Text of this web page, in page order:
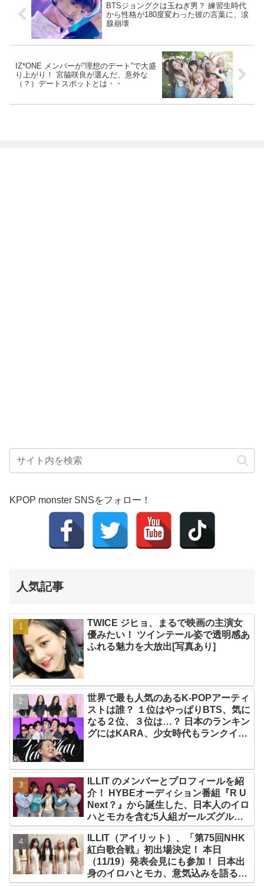
BTSジョングクは玉ねぎ男？ 練習生時代
から性格が180度変わった彼の言葉に、涙
腺崩壊
IZ*ONE メンバーが“理想のデート”で大盛
り上がり！ 宮脇咲良が選んだ、意外な
（？）デートスポットとは・・
KPOP monster SNSをフォロー！
人気記事
TWICE ジヒョ、まるで映画の主演女
優みたい！ ツインテール姿で透明感あ
ふれる魅力を大放出[写真あり]
世界で最も人気のあるK-POPアーティ
ストは誰？ １位はやっぱりBTS、気に
なる２位、３位は…？ 日本のランキン
グにはKARA、少女時代もランクイ
ILLIT のメンバーとプロフィールを紹
介！ HYBEオーディション番組『R U
Next？』から誕生した、日本人のイロ
ハとモカを含む5人組ガールズグルー
プ！ デビュー曲「Magnetic」がいき
なりの大ヒット
ILLIT（アイリット）、「第75回NHK
紅白歌合戦」初出場決定！ 本日
（11/19）発表会見にも参加！ 日本出
身のイロハとモカ、意気込みを語る